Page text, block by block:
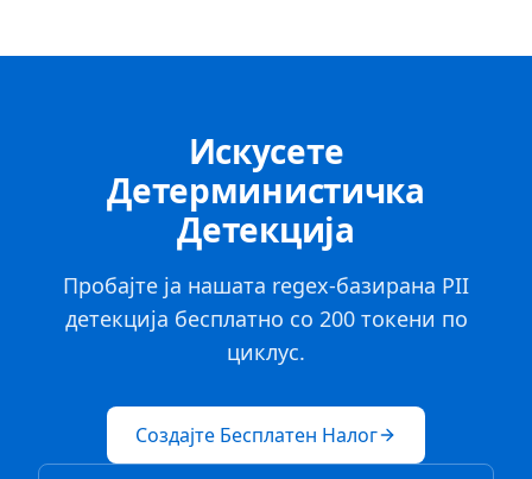
Искусете
Детерминистичка
Детекција
Пробајте ја нашата regex-базирана PII
детекција бесплатно со 200 токени по
циклус.
Создајте Бесплатен Налог